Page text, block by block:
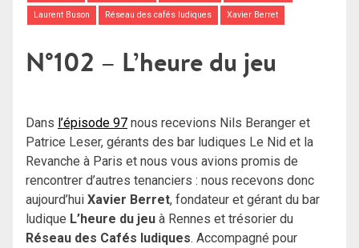
Laurent Buson Réseau des cafés ludiques Xavier Berret
N°102 – L’heure du jeu
Dans l’épisode 97 nous recevions Nils Beranger et
Patrice Leser, gérants des bar ludiques Le Nid et la
Revanche à Paris et nous vous avions promis de
rencontrer d’autres tenanciers : nous recevons donc
aujourd’hui Xavier Berret, fondateur et gérant du bar
ludique L’heure du jeu à Rennes et trésorier du
Réseau des Cafés ludiques. Accompagné pour